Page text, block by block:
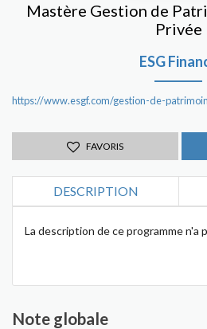
Mastère Gestion de
Privée
ESG
https://www.esgf.com/gestion-de-
FAVORIS
DESCRIPTION
La description de ce programme n'a
Note globale